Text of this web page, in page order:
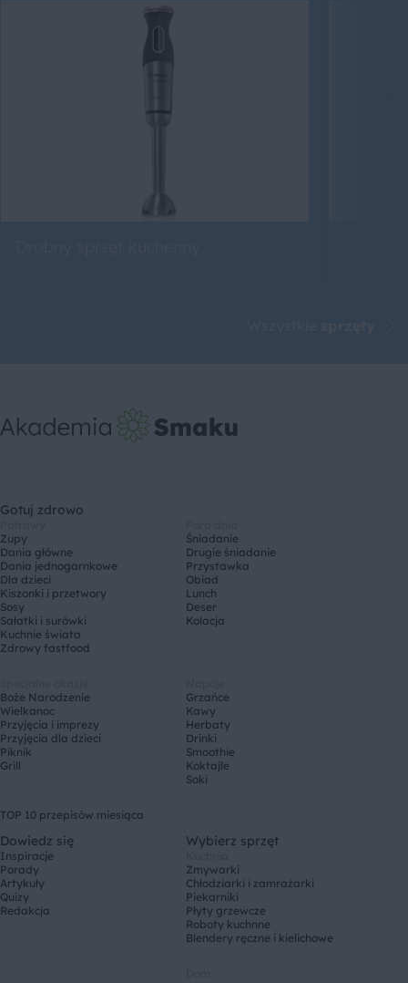
Gotuj zdrowo
Zupy
Dania główne
Dania jednogarnkowe
Dla dzieci
Kiszonki i przetwory
Sosy
Sałatki i surówki
Kuchnie świata
Zdrowy fastfood
Śniadanie
Drugie śniadanie
Przystawka
Obiad
Lunch
Deser
Kolacja
Boże Narodzenie
Wielkanoc
Przyjęcia i imprezy
Przyjęcia dla dzieci
Piknik
Grill
Grzańce
Kawy
Herbaty
Drinki
Smoothie
Koktajle
Soki
TOP 10 przepisów miesiąca
Dowiedz się
Inspiracje
Porady
Artykuły
Quizy
Redakcja
Wybierz sprzęt
Zmywarki
Chłodziarki i zamrażarki
Piekarniki
Płyty grzewcze
Roboty kuchnne
Blendery ręczne i kielichowe